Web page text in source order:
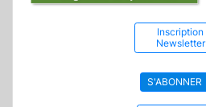
Inscription
Newsletter
S'ABONNER